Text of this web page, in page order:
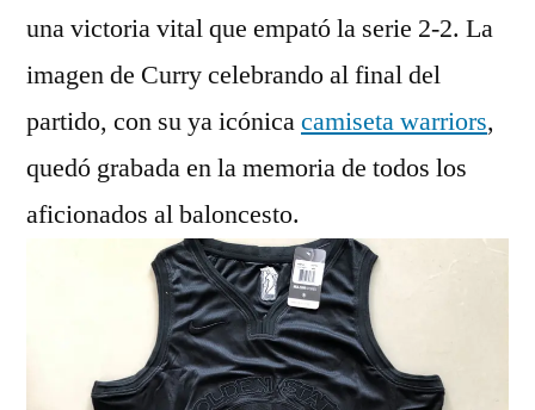
una victoria vital que empató la serie 2-2. La
imagen de Curry celebrando al final del
partido, con su ya icónicacamiseta warriors,
quedó grabada en la memoria de todos los
aficionados al baloncesto.